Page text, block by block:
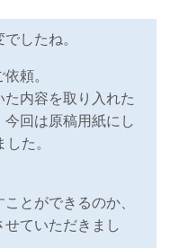
したね。
頼。
内容を取り入れた
回は原稿用紙にし
た。
とができるのか、
ていただきまし